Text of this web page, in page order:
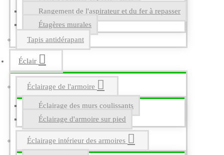
Rangement de l'aspirateur et du fer à repasser
Étagères murales
Tapis antidérapant
Éclair
Éclairage de l'armoire
Éclairage des murs coulissants
Éclairage d'armoire sur pied
Éclairage intérieur des armoires